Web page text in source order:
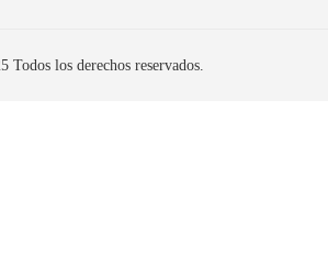
Todos los derechos reservados.